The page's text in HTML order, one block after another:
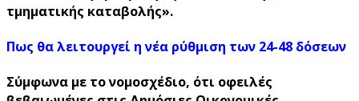
τμηματικής καταβολής».
Πως θα λειτουργεί η νέα ρύθμιση των 24-48 δόσεων
Σύμφωνα με το νομοσχέδιο, ότι οφειλές